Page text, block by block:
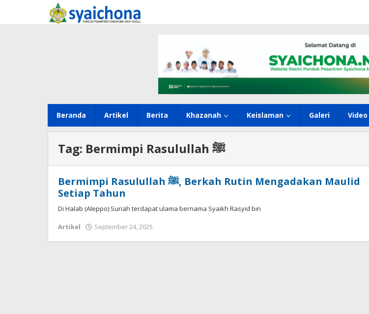
konten
Beranda Artikel Berita Khazanah Keislaman Galeri Video
Tag: Bermimpi Rasulullah ﷺ
Bermimpi Rasulullah ﷺ, Berkah Rutin Mengadakan Maulid
Setiap Tahun
Di Halab (Aleppo) Suriah terdapat ulama bernama Syaikh Rasyid bin
Artikel September 24, 2025